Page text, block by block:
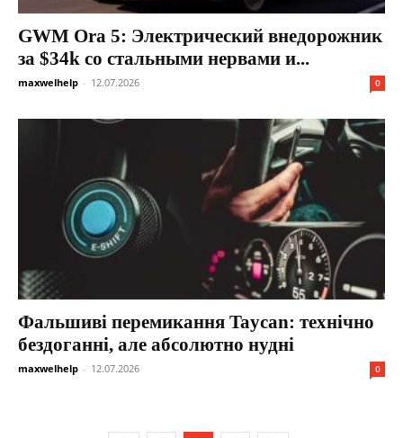
GWM Ora 5: Электрический внедорожник
за $34k со стальными нервами и...
maxwelhelp - 12.07.2026 0
Фальшиві перемикання Taycan: технічно
бездоганні, але абсолютно нудні
maxwelhelp - 12.07.2026 0